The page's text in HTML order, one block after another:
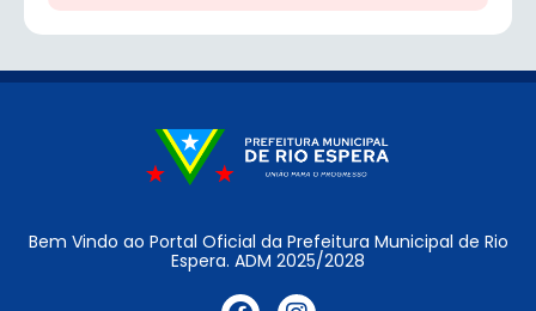
Bem Vindo ao Portal Oficial da Prefeitura Municipal de Rio
Espera. ADM 2025/2028